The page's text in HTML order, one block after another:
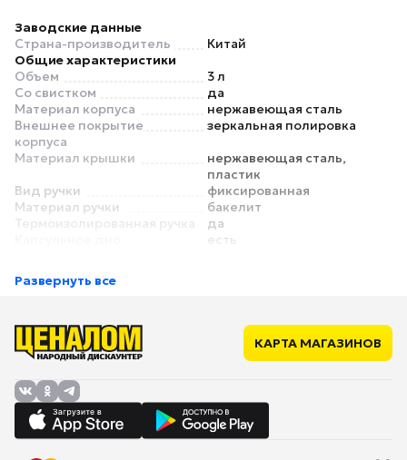
Заводские данные
Страна-производитель
Китай
Общие характеристики
Объем
3 л
Со свистком
да
Материал корпуса
нержавеющая сталь
Внешнее покрытие
корпуса
зеркальная полировка
Материал крышки
нержавеющая сталь,
пластик
Вид ручки
фиксированная
Материал ручки
бакелит
Термоизолированная ручка
да
есть
Подходит для
Подходит для газовых
плит
Подходит для
Подходит для
электрических плит
Размеры
Диаметр дна
14 см
Развернуть все
КАРТА МАГАЗИНОВ